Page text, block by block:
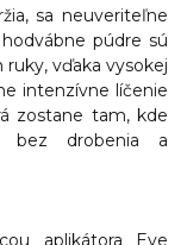
sa neuveriteľne
púdre sú
ruky, vďaka vysokej
intenzívne líčenie
zostane tam, kde
drobenia a
aplikátora Eye